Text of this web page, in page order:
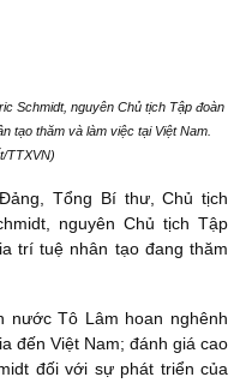
Schmidt, nguyên Chủ tịch Tập đoàn
tạo thăm và làm việc tại Việt Nam.
TTXVN)
Tổng Bí thư, Chủ tịch
nguyên Chủ tịch Tập
trí tuệ nhân tạo đang thăm
nước Tô Lâm hoan nghênh
đến Việt Nam; đánh giá cao
đối với sự phát triển của